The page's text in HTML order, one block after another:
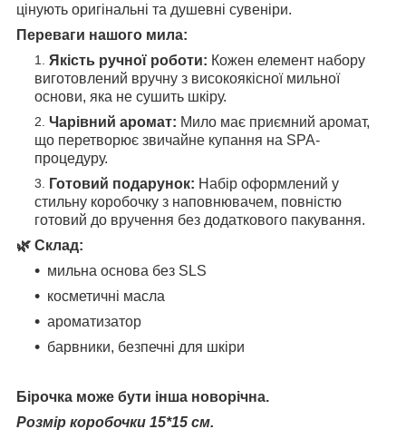
цінують оригінальні та душевні сувеніри.
Переваги нашого мила:
Якість ручної роботи: Кожен елемент набору
виготовлений вручну з високоякісної мильної
основи, яка не сушить шкіру.
Чарівний аромат: Мило має приємний аромат,
що перетворює звичайне купання на SPA-
процедуру.
Готовий подарунок: Набір оформлений у
стильну коробочку з наповнювачем, повністю
готовий до вручення без додаткового пакування.
🌿 Склад:
мильна основа без SLS
косметичні масла
ароматизатор
барвники, безпечні для шкіри
Бірочка може бути інша новорічна.
Розмір коробочки 15*15 см.